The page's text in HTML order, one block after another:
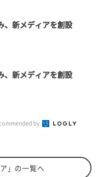
、新メディアを創設
、新メディアを創設
by
」の一覧へ